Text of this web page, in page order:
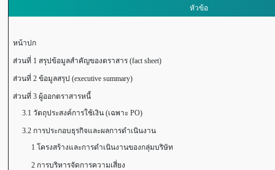
หัวข้อ
หน้าปก
ส่วนที่ 1 สรุปข้อมูลสำคัญของตราสาร (fact sheet)
ส่วนที่ 2 ข้อมูลสรุป (executive summary)
ส่วนที่ 3 ผู้ออกตราสารหนี้
3.1 วัตถุประสงค์การใช้เงิน (เฉพาะ PO)
3.2 การประกอบธุรกิจและผลการดำเนินงาน
1 โครงสร้างและการดำเนินงานของกลุ่มบริษัท
2 การบริหารจัดการความเสี่ยง